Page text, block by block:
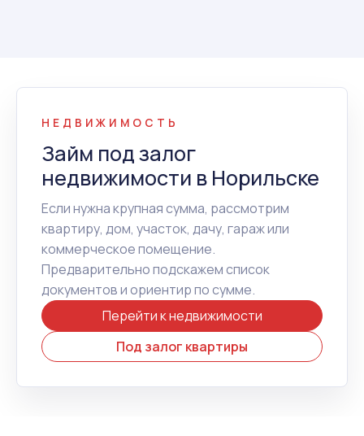
НЕДВИЖИМОСТЬ
Займ под залог
недвижимости в Норильске
Если нужна крупная сумма, рассмотрим
квартиру, дом, участок, дачу, гараж или
коммерческое помещение.
Предварительно подскажем список
документов и ориентир по сумме.
Перейти к недвижимости
Под залог квартиры